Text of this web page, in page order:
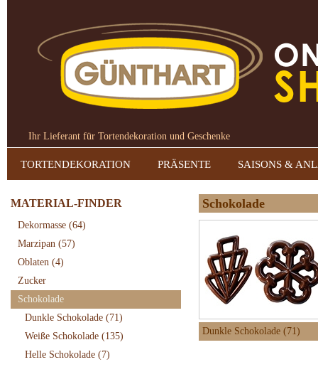
Ihr Lieferant für Tortendekoration und Geschenke
TORTENDEKORATION PRÄSENTE SAISONS &
MATERIAL-FINDER
Dekormasse (64)
Marzipan (57)
Oblaten (4)
Zucker
Schokolade
Dunkle Schokolade (71)
Weiße Schokolade (135)
Helle Schokolade (7)
Schokolade
Dunkle Schokolade (71)